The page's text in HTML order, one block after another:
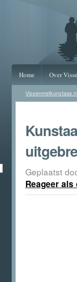
Home Over
Vissenmetkunstaas.nl
Geplaatst
Reageer